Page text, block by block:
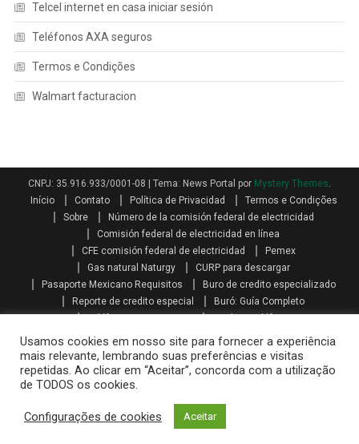
Telcel internet en casa iniciar sesión
Teléfonos AXA seguros
Termos e Condições
Walmart facturacion
CNPJ: 35.916.933/0001-08 Tema: News Portal por Mystery Themes.
Início
Contato Política de Privacidad
Termos e Condições
Sobre
Número de la comisión federal de electricidad
Comisión federal de electricidad en línea
CFE comisión federal de electricidad
Pemex
Gas natural Naturgy
CURP para descargar
Pasaporte Mexicano Requisitos
Buro de credito especializado
Reporte de credito especial
Buró: Guía Completo
Como se calcula el aguinaldo
Aguinaldo por Ley
Aguinaldo
Como se calcula la prima vacacional
Primas vacacionales
Promociones telcel recargas
Paquetes amigo sin limite
Mi telcel paquetes
Recarga telcel en linea
Walmart facturacion
Costco facturacion
Sat facturas
Usamos cookies em nosso site para fornecer a experiência
mais relevante, lembrando suas preferências e visitas
repetidas. Ao clicar em “Aceitar”, concorda com a utilização
de TODOS os cookies.
Configurações de cookies Aceitar